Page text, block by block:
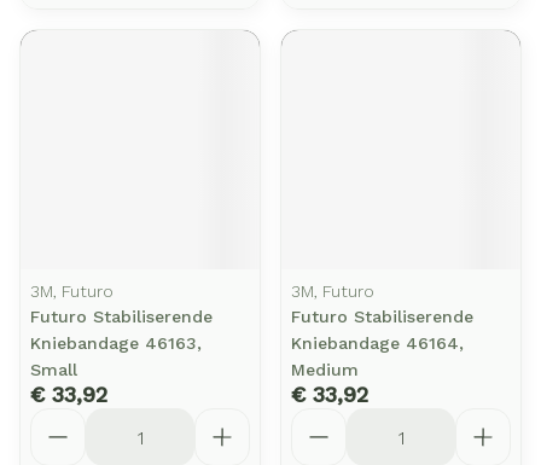
3M, Futuro
Futuro Stabiliserende
Kniebandage 46163,
Small
€ 33,92
3M, Futuro
Futuro Stabiliserende
Kniebandage 46164,
Medium
€ 33,92